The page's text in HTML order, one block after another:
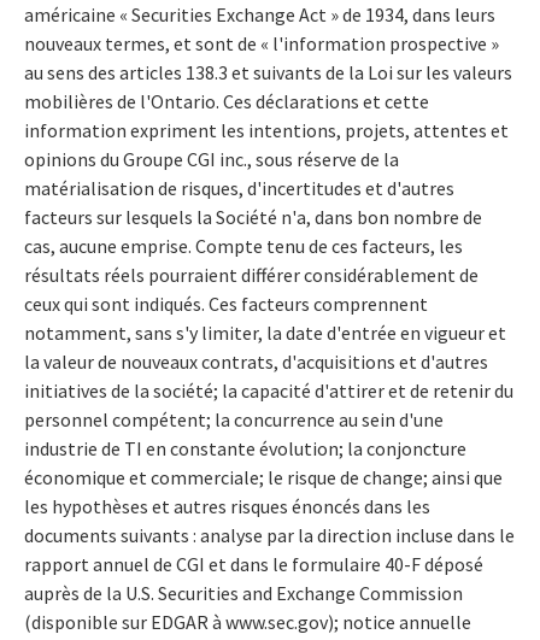
américaine « Securities Exchange Act » de 1934, dans leurs
nouveaux termes, et sont de « l'information prospective »
au sens des articles 138.3 et suivants de la Loi sur les valeurs
mobilières de l'Ontario. Ces déclarations et cette
information expriment les intentions, projets, attentes et
opinions du Groupe CGI inc., sous réserve de la
matérialisation de risques, d'incertitudes et d'autres
facteurs sur lesquels la Société n'a, dans bon nombre de
cas, aucune emprise. Compte tenu de ces facteurs, les
résultats réels pourraient différer considérablement de
ceux qui sont indiqués. Ces facteurs comprennent
notamment, sans s'y limiter, la date d'entrée en vigueur et
la valeur de nouveaux contrats, d'acquisitions et d'autres
initiatives de la société; la capacité d'attirer et de retenir du
personnel compétent; la concurrence au sein d'une
industrie de TI en constante évolution; la conjoncture
économique et commerciale; le risque de change; ainsi que
les hypothèses et autres risques énoncés dans les
documents suivants : analyse par la direction incluse dans le
rapport annuel de CGI et dans le formulaire 40-F déposé
auprès de la U.S. Securities and Exchange Commission
(disponible sur EDGAR à www.sec.gov); notice annuelle